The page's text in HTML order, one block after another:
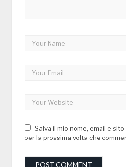
Salva il mio nome, email e
per la prossima volta che